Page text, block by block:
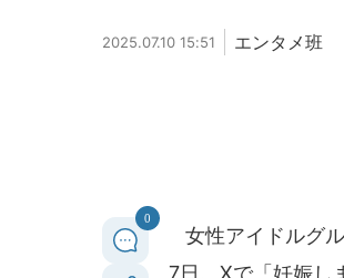
2025.07.10 15:51 エンタメ班
0
女性アイドルグ
7日、Xで「妊娠し